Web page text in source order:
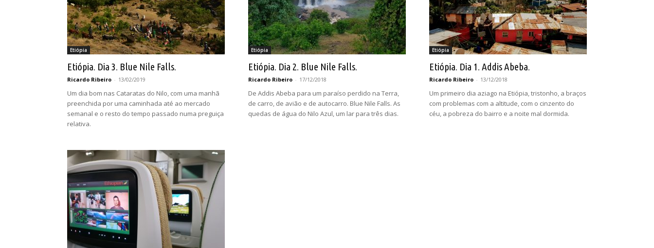
Etiópia
Etiópia. Dia 3. Blue Nile Falls.
Ricardo Ribeiro - 13/02/2019
Um dia bom nas Cataratas do Nilo, com uma manhã
preenchida por uma caminhada até ao mercado
semanal e o resto do tempo passado numa preguiça
relativa.
Etiópia
Etiópia. Dia 2. Blue Nile Falls.
Ricardo Ribeiro - 17/12/2018
De Addis Abeba para um paraíso perdido na Terra,
de carro, de avião e de autocarro. Blue Nile Falls. As
quedas de água do Nilo Azul, um lar para três dias.
Etiópia
Etiópia. Dia 1. Addis Abeba.
Ricardo Ribeiro - 13/12/2018
Um primeiro dia aziago na Etiópia, tristonho, a braços
com problemas com a altitude, com o cinzento do
céu, a pobreza do bairro e a noite mal dormida.